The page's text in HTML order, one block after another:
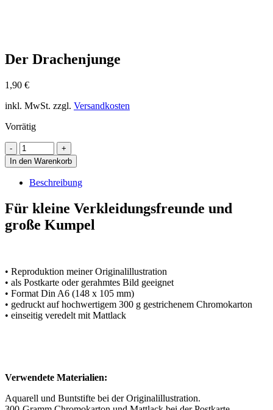
Der Drachenjunge
1,90 €
inkl. MwSt. zzgl. Versandkosten
Vorrätig
In den Warenkorb
Beschreibung
Für kleine Verkleidungsfreunde und
große Kumpel
• Reproduktion meiner Originalillustration
• als Postkarte oder gerahmtes Bild geeignet
• Format Din A6 (148 x 105 mm)
• gedruckt auf hochwertigem 300 g gestrichenem Chromokarton
• einseitig veredelt mit Mattlack
Verwendete Materialien:
Aquarell und Buntstifte bei der Originalillustration.